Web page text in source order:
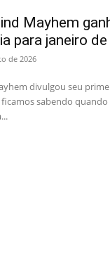
Mayhem
para janeiro
de 2026
divulgou seu
sabendo quando